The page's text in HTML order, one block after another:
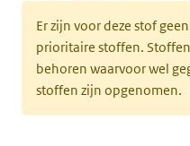
Er zijn voor deze stof
prioritaire stoffen.
behoren waarvoor wel
stoffen zijn opgenomen.